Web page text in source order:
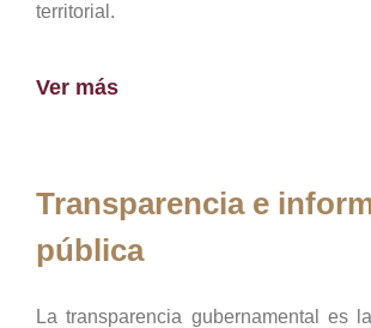
territorial.
Ver más
Transparencia e
pública
La transparencia gubernamental es